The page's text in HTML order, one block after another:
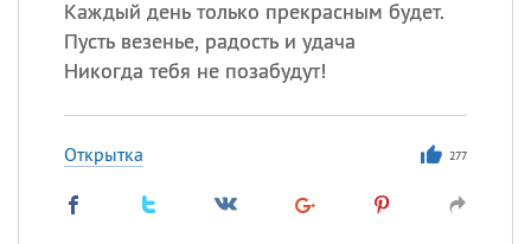
Каждый день только прекрасным будет.
Пусть везенье, радость и удача
Никогда тебя не позабудут!
Открытка 277